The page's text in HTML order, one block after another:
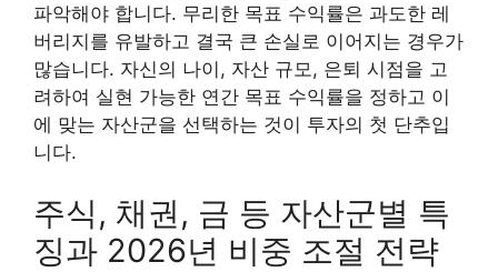
파악해야 합니다. 무리한 목표 수익률은 과도한 레
버리지를 유발하고 결국 큰 손실로 이어지는 경우가
많습니다. 자신의 나이, 자산 규모, 은퇴 시점을 고
려하여 실현 가능한 연간 목표 수익률을 정하고 이
에 맞는 자산군을 선택하는 것이 투자의 첫 단추입
니다.
주식, 채권, 금 등 자산군별 특
징과 2026년 비중 조절 전략